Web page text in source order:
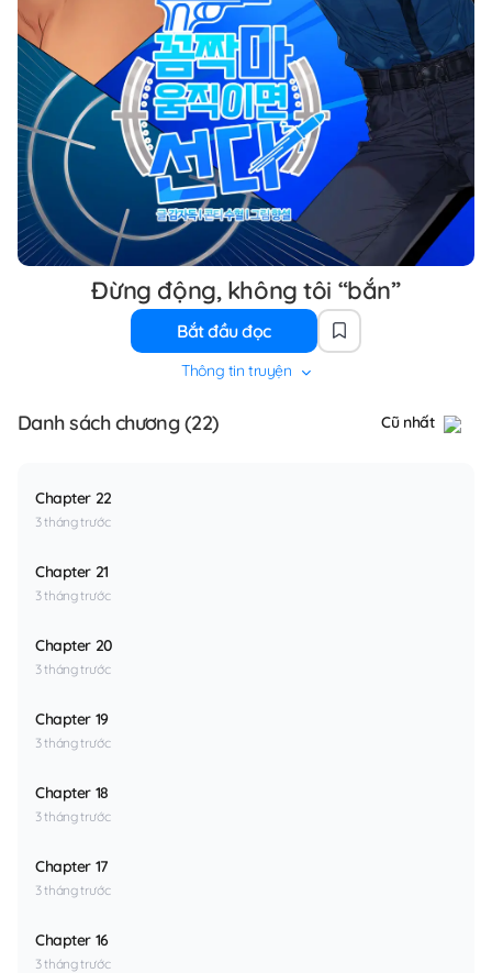
Đừng động, không tôi “bắn”
Bắt đầu đọc
Thông tin truyện
Danh sách chương (22) Cũ nhất
Chapter 22
3 tháng trước
Chapter 21
3 tháng trước
Chapter 20
3 tháng trước
Chapter 19
3 tháng trước
Chapter 18
3 tháng trước
Chapter 17
3 tháng trước
Chapter 16
3 tháng trước